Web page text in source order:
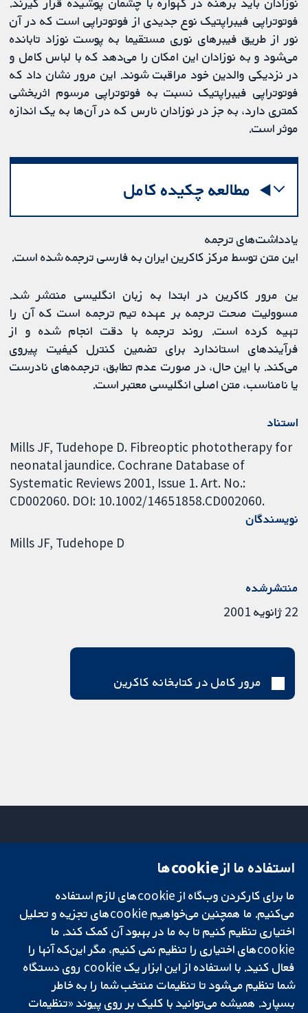
فوتوتراپی فیبراپتیک نوع جدیدی از فوتوتراپی است که در آن
نور از طریق فیبرهای نوری مستقیما به پوست نوزاد تابانده
می‌شود و به نوزادان این امکان را می‌دهد که با لباس کامل و
در نزدیکی والدین خود مراقبت شوند. این مرور نشان داد که
فوتوتراپی فیبراپتیک نسبت به فوتوتراپی مرسوم اثربخشی
کمتری دارد، به جز در نوزادان نارس که در آن‌ها به یک اندازه
موثر است.
مطالعه چکیده کامل
یادداشت‌های ترجمه
این متن توسط مرکز کاکرین ایران به فارسی ترجمه شده است.
ین مرور کاکرین در ابتدا به زبان انگلیسی منتشر شد.
مسوولیت صحت ترجمه بر عهده تیم ترجمه است که آن را
تهیه کرده است. روند ترجمه با دقت انجام شده و از
فرآیندهای استاندارد برای تضمین کنترل کیفیت پیروی
می‌کند. با این حال، در صورت عدم تطابق، ترجمه‌های نادرست
یا نامناسب، متن اصلی انگلیسی معتبر است.
استناد
Mills JF, Tudehope D. Fibreoptic phototherapy for
neonatal jaundice. Cochrane Database of
Systematic Reviews 2001, Issue 1. Art. No.:
CD002060. DOI: 10.1002/14651858.CD002060.
نویسندگان
Mills JF Tudehope D
منتشرشده
22 ژانویه 2001
مرور کامل در کتابخانه کاکرین
تحقیقات قابل
اعتماد.
تصمیم‌گیری آگاهانه.
سلامت بهتر.
میدان کاوندیش
لندن
W1G 0AN
بریتانیا
دفتر رسانه‌ای
درباره ما
فرصت‌های
شغلی
Cochrane
Library
استفاده ما از cookie‌ها
ما برای کارکردن وب‌گاه از cookie‌های لازم استفاده
می‌کنیم. ما همچنین می‌خواهیم cookie‌های تجزیه و تحلیل
اختیاری تنظیم کنیم تا به ما در بهبود آن کمک کند. ما
cookie‌های اختیاری را تنظیم نمی کنیم، مگر این‌که آنها را
فعال کنید. با استفاده از این ابزار یک cookie‌ روی دستگاه
شما تنظیم می‌شود تا تنظیمات منتخب شما را به خاطر
بسپارد. همیشه می‌توانید با کلیک بر روی پیوند «تنظیمات